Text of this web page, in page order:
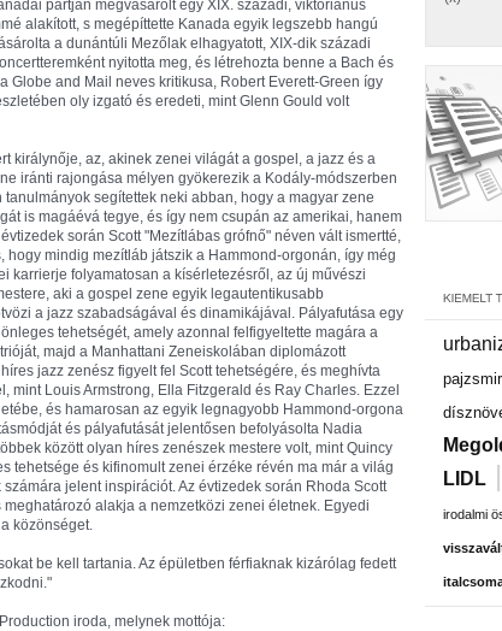
partján megvásárolt egy XIX. századi, viktoriánus
alakított, s megépíttette Kanada egyik legszebb hangú
a dunántúli Mezőlak elhagyatott, XIX-dik századi
nyitotta meg, és létrehozta benne a Bach és
Globe and Mail neves kritikusa, Robert Everett-Green így
oly izgató és eredeti, mint Glenn Gould volt
királynője, az, akinek zenei világát a gospel, a jazz és a
iránti rajongása mélyen gyökerezik a Kodály-módszerben
segítettek neki abban, hogy a magyar zene
is magáévá tegye, és így nem csupán az amerikai, hanem
során Scott "Mezítlábas grófnő" néven vált ismertté,
mindig mezítláb játszik a Hammond-orgonán, így még
karrierje folyamatosan a kísérletezésről, az új művészi
aki a gospel zene egyik legautentikusabb
a jazz szabadságával és dinamikájával. Pályafutása egy
tehetségét, amely azonnal felfigyeltette magára a
majd a Manhattani Zeneiskolában diplomázott
jazz zenész figyelt fel Scott tehetségére, és meghívta
Louis Armstrong, Ella Fitzgerald és Ray Charles. Ezzel
és hamarosan az egyik legnagyobb Hammond-orgona
és pályafutását jelentősen befolyásolta Nadia
között olyan híres zenészek mestere volt, mint Quincy
tehetsége és kifinomult zenei érzéke révén ma már a világ
jelent inspirációt. Az évtizedek során Rhoda Scott
alakja a nemzetközi zenei életnek. Egyedi
közönséget.
be kell tartania. Az épületben férfiaknak kizárólag fedett
iroda, melynek mottója:
LIDL |
irodalmi